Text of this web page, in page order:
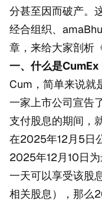
分甚至因而破产。
经合组织、
章，来给大家剖析
一、什么是CumEx
Cum，简单来说就
一家上市公司宣告
支付股息的期间，
在2025年12月5日
2025年12月10日
一天可以享受该股
相关股息），那么